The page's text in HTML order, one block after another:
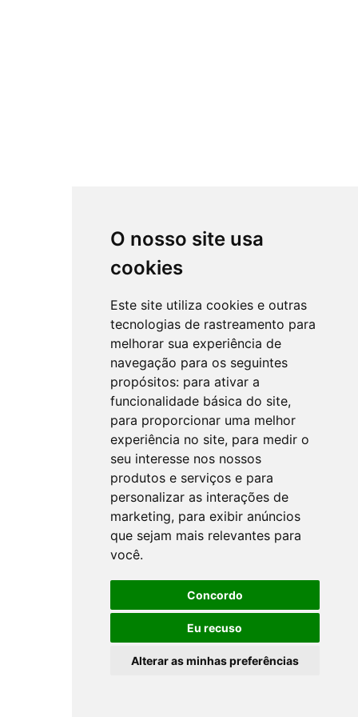
O nosso site usa
cookies
Este site utiliza cookies e outras
tecnologias de rastreamento para
melhorar sua experiência de
navegação para os seguintes
propósitos: para ativar a
funcionalidade básica do site,
para proporcionar uma melhor
experiência no site, para medir o
seu interesse nos nossos
produtos e serviços e para
personalizar as interações de
marketing, para exibir anúncios
que sejam mais relevantes para
você.
Concordo
Eu recuso
Alterar as minhas preferências